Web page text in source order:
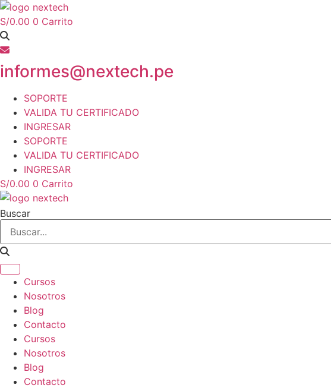
Ir
al
contenido
S/0.00 0 Carrito
informes@nextech.pe
SOPORTE
VALIDA TU CERTIFICADO
INGRESAR
SOPORTE
VALIDA TU CERTIFICADO
INGRESAR
S/0.00 0 Carrito
Buscar
Cursos
Nosotros
Blog
Contacto
Cursos
Nosotros
Blog
Contacto